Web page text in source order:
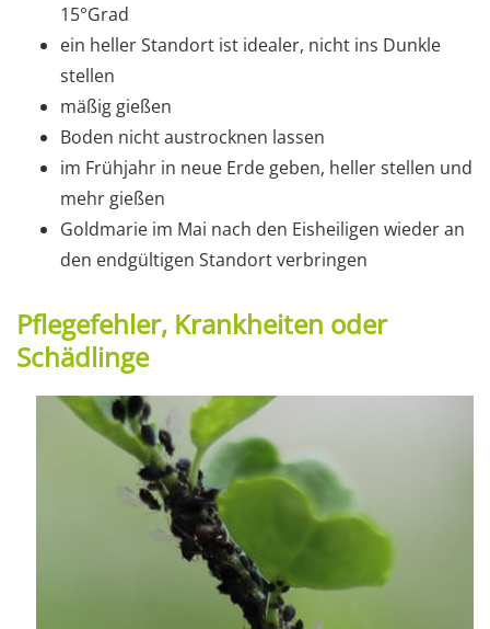
15°Grad
ein heller Standort ist idealer, nicht ins Dunkle
stellen
mäßig gießen
Boden nicht austrocknen lassen
im Frühjahr in neue Erde geben, heller stellen und
mehr gießen
Goldmarie im Mai nach den Eisheiligen wieder an
den endgültigen Standort verbringen
Pflegefehler, Krankheiten oder
Schädlinge